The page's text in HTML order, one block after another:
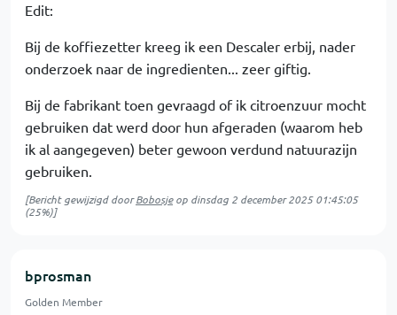
Edit:
Bij de koffiezetter kreeg ik een Descaler erbij, nader
onderzoek naar de ingredienten... zeer giftig.
Bij de fabrikant toen gevraagd of ik citroenzuur mocht
gebruiken dat werd door hun afgeraden (waarom heb
ik al aangegeven) beter gewoon verdund natuurazijn
gebruiken.
[Bericht gewijzigd doorBobosjeop dinsdag 2 december 2025 01:45:05
(25%)]
bprosman
Golden Member